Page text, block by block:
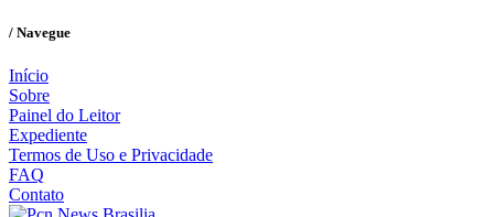
/ Navegue
Início
Sobre
Painel do Leitor
Expediente
Termos de Uso e Privacidade
FAQ
Contato